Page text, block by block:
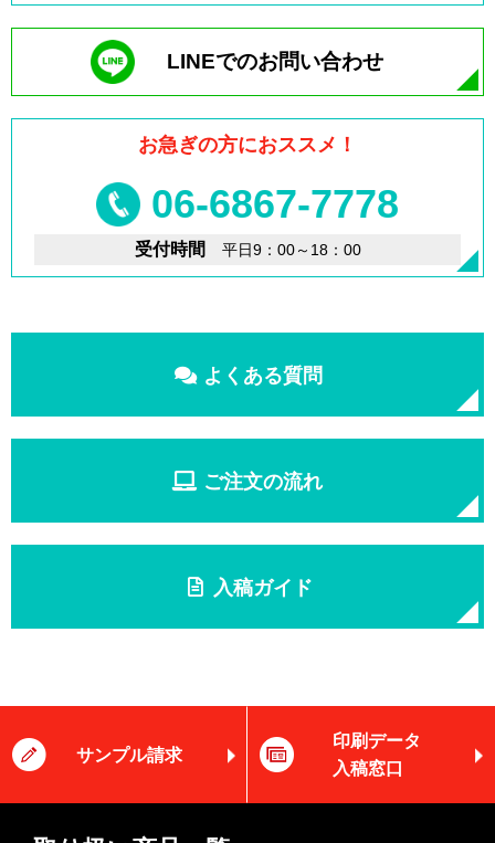
LINEでのお問い合わせ
お急ぎの方におススメ！
06-6867-7778
受付時間 平日9：00～18：00
よくある質問
ご注文の流れ
入稿ガイド
サンプル請求
印刷データ
入稿窓口